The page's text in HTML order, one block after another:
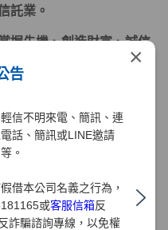
×
告
信不明來電、簡訊、連
話、簡訊或LINE邀請
。
借本公司名義之行為，
或客服信箱反
詐騙諮詢專線，以免權
託業。
握先機、創造財富、誠信
。在求新求變、群策群力
證券業的翹楚。
生活、全球投資」的理
市場，累積強大實力。近
期成為大中華區指標性券
，爾後仍將持續以落實客
新、致力風險管理，為投